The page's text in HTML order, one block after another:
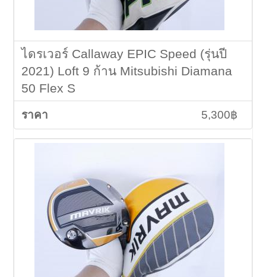
ไดรเวอร์ Callaway EPIC Speed (รุ่นปี
2021) Loft 9 ก้าน Mitsubishi Diamana
50 Flex S
5,300฿